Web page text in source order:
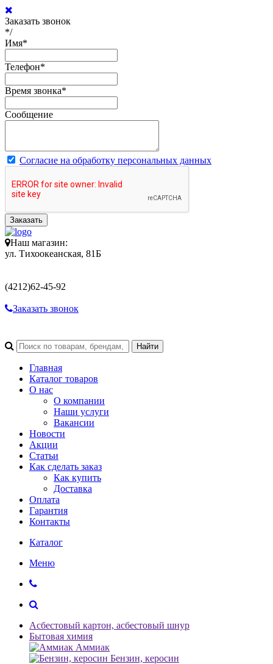
Заказать звонок
*/
Имя*
Телефон*
Время звонка*
Сообщение
Согласие на обработку персональных данных
Заказать
Наш магазин:
ул. Тихоокеанская, 81Б
(4212)62-45-92
Заказать звонок
Главная
Каталог товаров
О нас
О компании
Наши услуги
Вакансии
Новости
Акции
Статьи
Как сделать заказ
Как купить
Доставка
Оплата
Гарантия
Контакты
Каталог
Меню
Асбестовый картон, асбестовый шнур
Бытовая химия
Аммиак
Бензин, керосин